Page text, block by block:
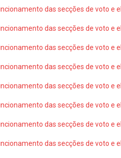
das secções de voto e
das secções de voto e
das secções de voto e
das secções de voto e
das secções de voto e
das secções de voto e
das secções de voto e
das secções de voto e